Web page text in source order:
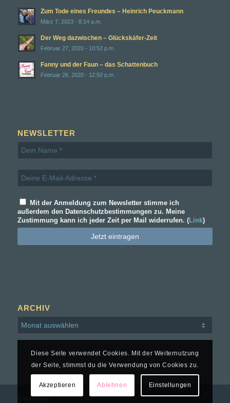
Zum Tode eines Freundes – Heinrich Peuckmann
März 7, 2023 - 8:14 a.m.
Der Weg dazwischen – Glückskäfer-Zeit
Februar 27, 2020 - 10:52 p.m.
Fanny und der Faun – das Schattenbuch
Februar 26, 2020 - 12:50 p.m.
NEWSLETTER
Mit der Anmeldung zum Newsletter stimme ich
außerdem den Datenschutzbestimmungen zu. Meine
Zustimmung kann ich jeder Zeit per Mail widerrufen. (Link)
ARCHIV
Diese Seite verwendet Cookies. Mit der Weiternutzung
der Seite, stimmst du die Verwendung von Cookies zu.
Akzeptieren Ablehnen Einstellungen